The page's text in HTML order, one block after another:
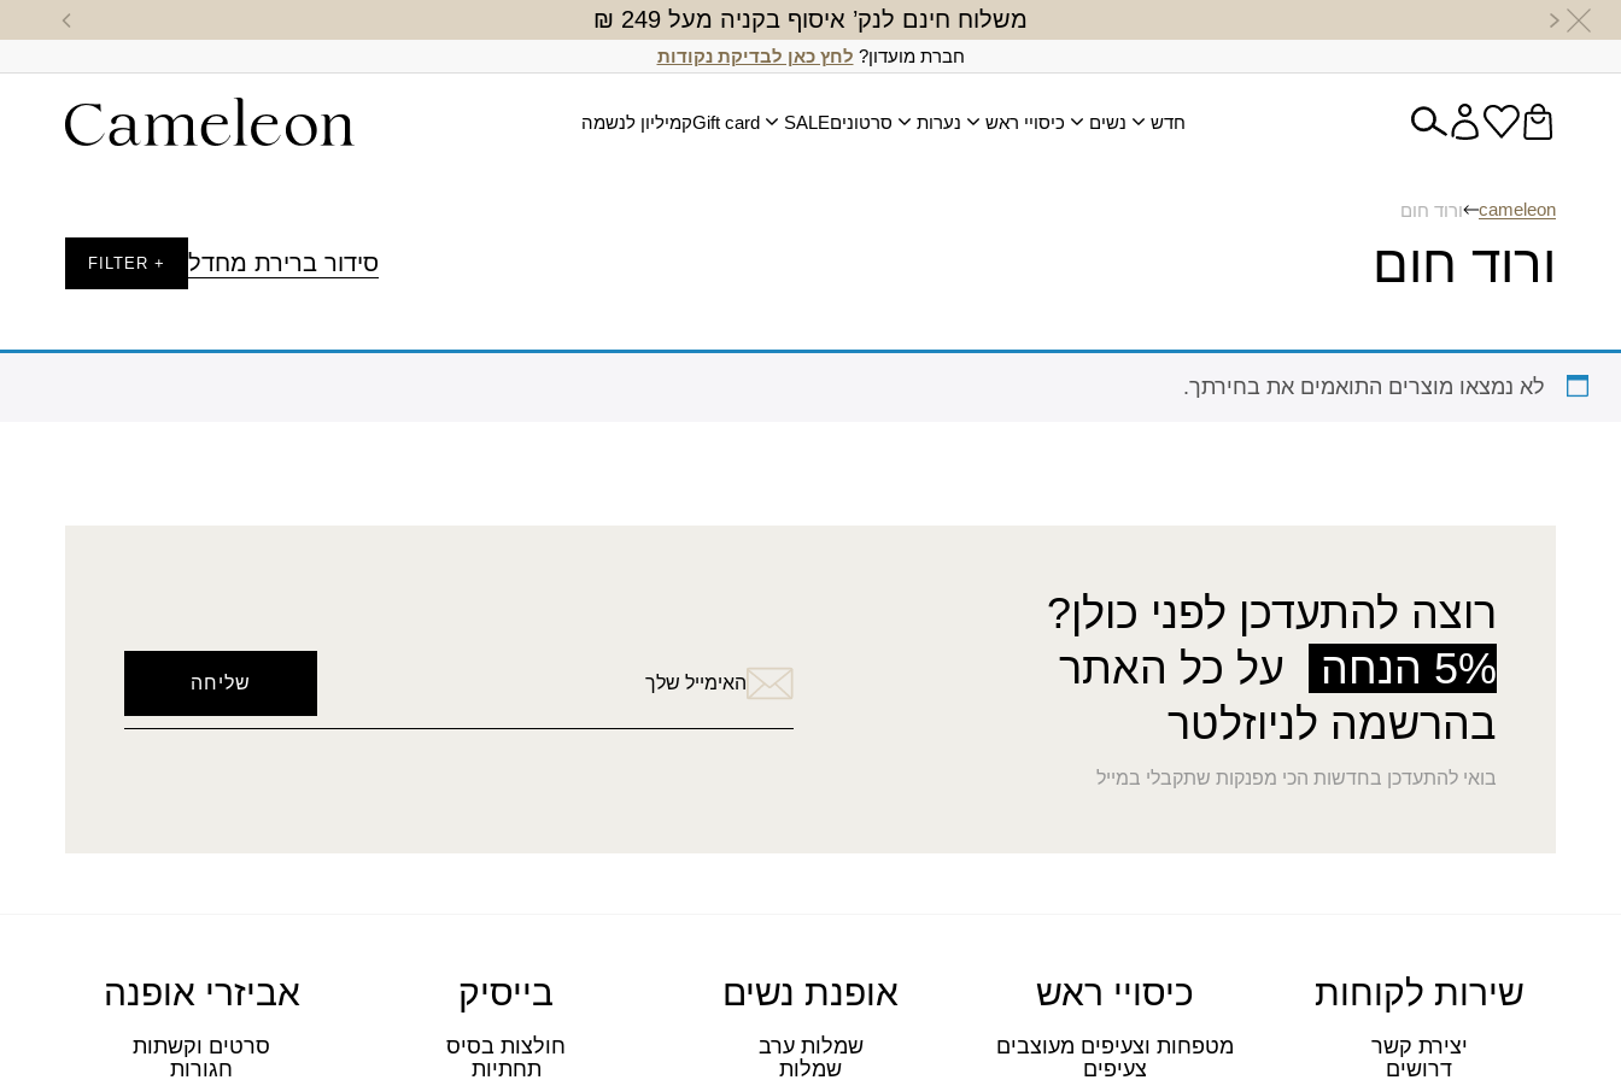
משלוח חינם לנק’ איסוף בקניה מעל 249 ₪
חברת מועדון? לחץ כאן לבדיקת נקודות
חדש נשים כיסויי ראש נערות סרטוניםSALE
Gift cardקמיליון לנשמה
cameleon ורוד חום
ורוד חום סידור ברירת מחדל + FILTER
לא נמצאו מוצרים התואמים את בחירתך.
רוצה להתעדכן לפני כולן?
5% הנחה
על כל האתר
בהרשמה לניוזלטר
בואי להתעדכן בחדשות הכי מפנקות שתקבלי במייל
האימייל שלך
שירות לקוחות
יצירת קשר
דרושים
כיסויי ראש
מטפחות וצעיפים מעוצבים
צעיפים
אופנת נשים
שמלות ערב
שמלות
בייסיק
חולצות בסיס
תחתיות
אביזרי אופנה
סרטים וקשתות
חגורות